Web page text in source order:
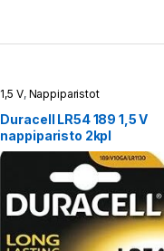
1,5 V, Nappiparistot
Duracell LR54 189 1,5 V
nappiparisto 2kpl